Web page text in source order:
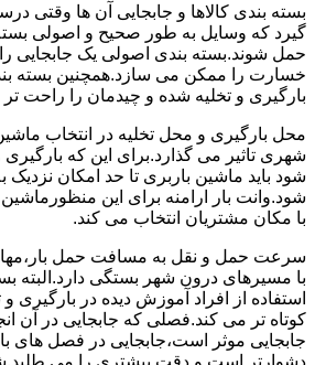
بسته بندی کالاها و جابجایی آن ها
گیرد که وسایل به طور صحیح و اصولی
حمل شوند.بسته بندی اصولی یک جابجایی
خسارت را ممکن می سازد.همچنین بسته
بارگیری و تخلیه شده و چیدمان را راحت
محل بارگیری و محل تخلیه در انتخاب
شهری تاثیر می گذارد.برای این که بارگیری
شود باید ماشین باربری تا حد امکان
شود.وانت بار ارامنه برای این
با مکان مشتریان انتخاب می کند.
سرعت حمل و نقل به مسافت حمل
با مسیرهای درون شهر بستگی دارد.البته
استفاده از افراد آموزش دیده در بارگیری و
کوتاه تر می کند.فصلی که جابجایی در آن
جابجایی موثر است،جابجایی در فصل های
دشوارتر است و دقت بیشتری را می